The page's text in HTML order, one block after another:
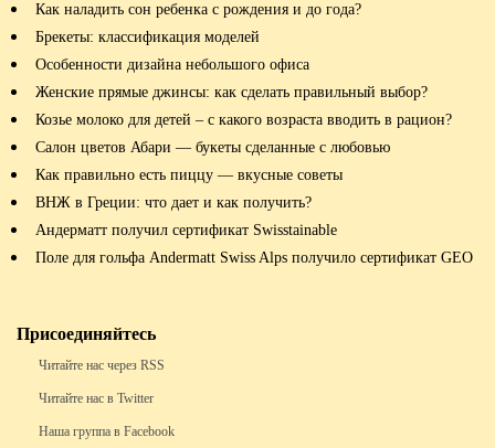
Как наладить сон ребенка с рождения и до года?
Брекеты: классификация моделей
Особенности дизайна небольшого офиса
Женские прямые джинсы: как сделать правильный выбор?
Козье молоко для детей – с какого возраста вводить в рацион?
Салон цветов Абари — букеты сделанные с любовью
Как правильно есть пиццу — вкусные советы
ВНЖ в Греции: что дает и как получить?
Андерматт получил сертификат Swisstainable
Поле для гольфа Andermatt Swiss Alps получило сертификат GEO
Присоединяйтесь
Читайте нас через RSS
Читайте нас в Twitter
Наша группа в Facebook